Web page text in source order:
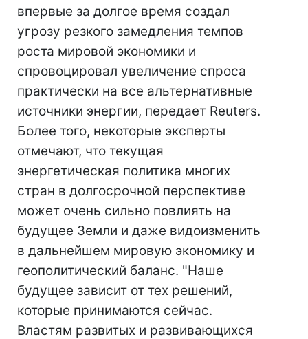
впервые за долгое время создал
угрозу резкого замедления темпов
роста мировой экономики и
спровоцировал увеличение спроса
практически на все альтернативные
источники энергии, передает Reuters.
Более того, некоторые эксперты
отмечают, что текущая
энергетическая политика многих
стран в долгосрочной перспективе
может очень сильно повлиять на
будущее Земли и даже видоизменить
в дальнейшем мировую экономику и
геополитический баланс. "Наше
будущее зависит от тех решений,
которые принимаются сейчас.
Властям развитых и развивающихся